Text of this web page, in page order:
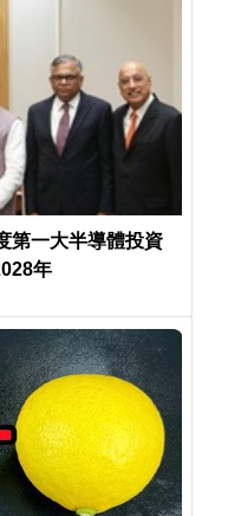
第一大半導體投資
年